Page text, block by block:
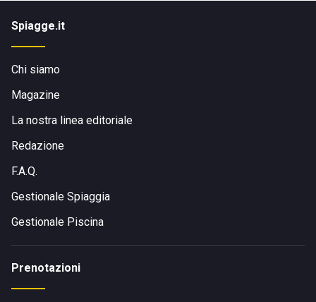
Spiagge.it
Chi siamo
Magazine
La nostra linea editoriale
Redazione
F.A.Q.
Gestionale Spiaggia
Gestionale Piscina
Prenotazioni